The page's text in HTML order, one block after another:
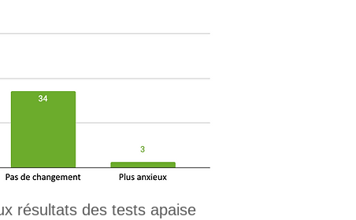
résultats des tests apaise